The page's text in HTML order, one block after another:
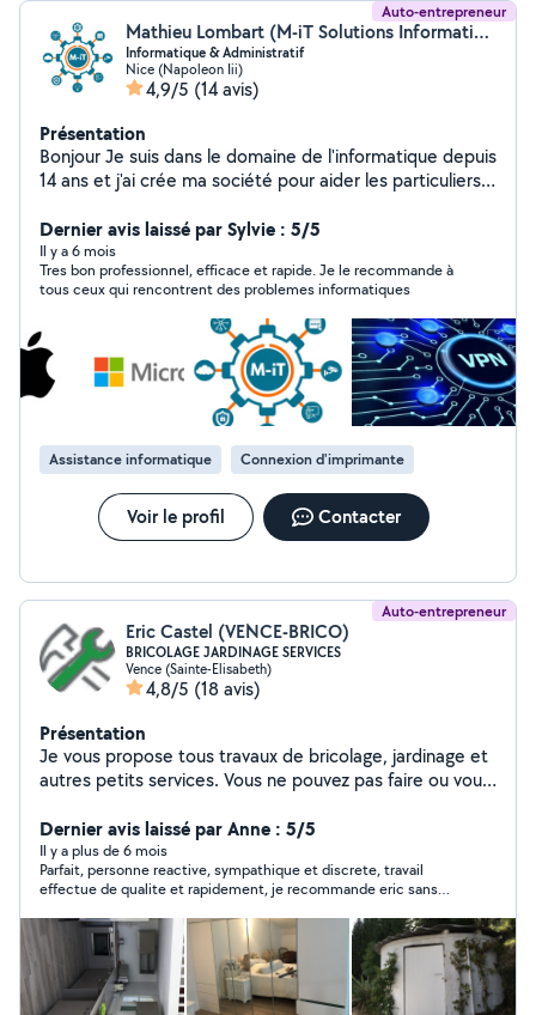
Auto-entrepreneur
Mathieu Lombart (M-iT Solutions Informatiques)
Informatique & Administratif
Nice (Napoleon Iii)
4,9/5 (14 avis)
Présentation
Bonjour Je suis dans le domaine de l'informatique depuis
14 ans et j'ai crée ma société pour aider les particuliers
que je peux réaliser pour vous : -> Mise en place de
logiciel ERP/CRM -Formation sur de la bureautique -
Création et paramétrage et ordinateur -Création site
internet -Sécurité informatique -Gestion réseaux -
Intelligence Artificielle -> Nettoyage & entretien (j'ai en
gestion un airbnb depuis 2 ans) Ménage, entrée, sortie,
gestion événements, Nettoyage chez particuliers ->
Administratif et Comptabilité Administratif, Gestion du
budget, Aide à la facturation pour entreprise,
Dernier avis laissé par Sylvie : 5/5
Il y a 6 mois
Tres bon professionnel, efficace et rapide. Je le recommande à
tous ceux qui rencontrent des problemes informatiques
Assistance informatique Connexion d'imprimante
Voir le profil Contacter
Auto-entrepreneur
Eric Castel (VENCE-BRICO)
BRICOLAGE JARDINAGE SERVICES
Vence (Sainte-Elisabeth)
4,8/5 (18 avis)
Présentation
Je vous propose tous travaux de bricolage, jardinage et
autres petits services. Vous ne pouvez pas faire ou vous
Dernier avis laissé par Anne : 5/5
Il y a plus de 6 mois
Parfait, personne reactive, sympathique et discrete, travail
effectue de qualite et rapidement, je recommande eric sans